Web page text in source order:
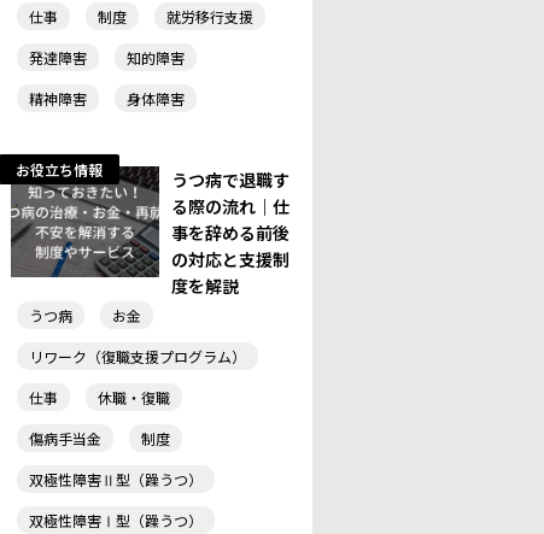
仕事 制度
就労移行支援
発達障害
知的障害
精神障害
身体障害
お役立ち情報
うつ病で退職す
る際の流れ｜仕
事を辞める前後
の対応と支援制
度を解説
うつ病
お金
リワーク（復職支援プログラム）
仕事
休職・復職
傷病手当金
制度
双極性障害Ⅱ型（躁うつ）
双極性障害Ⅰ型（躁うつ）